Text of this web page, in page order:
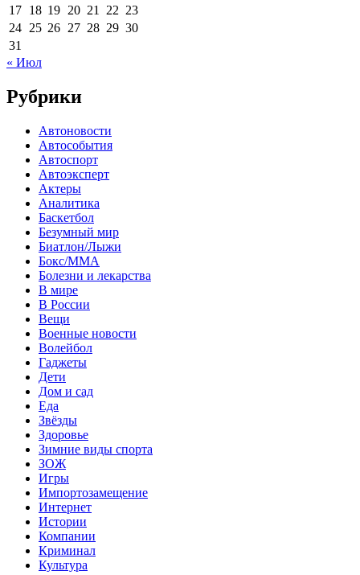
17 18 19 20 21 22 23
24 25 26 27 28 29 30
31
« Июл
Рубрики
Автоновости
Автособытия
Автоспорт
Автоэксперт
Актеры
Аналитика
Баскетбол
Безумный мир
Биатлон/Лыжи
Бокс/MMA
Болезни и лекарства
В мире
В России
Вещи
Военные новости
Волейбол
Гаджеты
Дети
Дом и сад
Еда
Звёзды
Здоровье
Зимние виды спорта
ЗОЖ
Игры
Импортозамещение
Интернет
Истории
Компании
Криминал
Культура